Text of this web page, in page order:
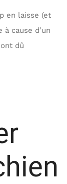
en laisse (et
à cause d’un
dû